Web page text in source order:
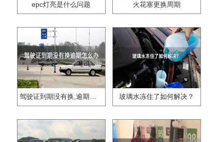
epc灯亮是什么问题 火花塞更换周期
驾驶证到期没有换,逾期怎么办?? 玻璃水冻住了如何解决？